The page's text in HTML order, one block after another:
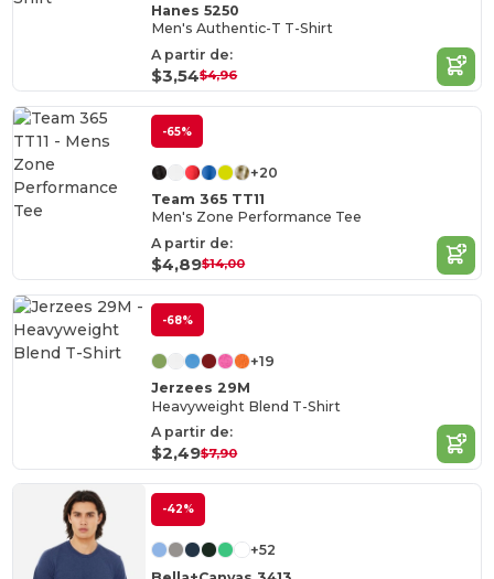
Hanes 5250
Men's Authentic-T T-Shirt
A partir de:
$3,54$4,96
-65%
+20
Team 365 TT11
Men's Zone Performance Tee
A partir de:
$4,89$14,00
-68%
+19
Jerzees 29M
Heavyweight Blend T-Shirt
A partir de:
$2,49$7,90
-42%
+52